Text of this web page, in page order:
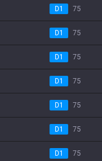
D1 75
D1 75
D1 75
D1 75
D1 75
D1 75
D1 75